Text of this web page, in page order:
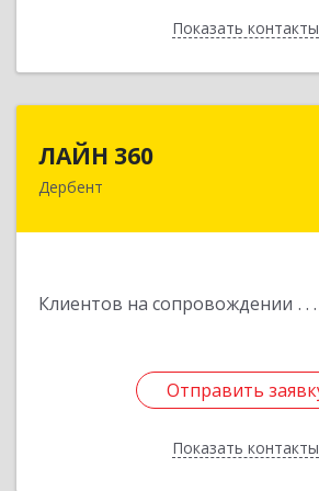
Показать контакты
Назад
ЛАЙН 360
Дербент
Клиентов на сопровождении
Отправить
Показать контакты
368600, Дагестан Респ,
Отправить
Назад